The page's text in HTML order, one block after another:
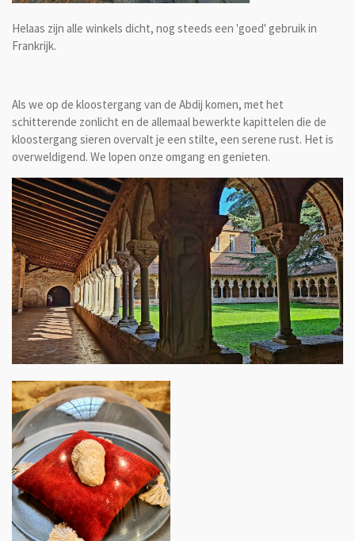
Helaas zijn alle winkels dicht, nog steeds een 'goed' gebruik in
Frankrijk.
Als we op de kloostergang van de Abdij komen, met het
schitterende zonlicht en de allemaal bewerkte kapittelen die de
kloostergang sieren overvalt je een stilte, een serene rust. Het is
overweldigend. We lopen onze omgang en genieten.